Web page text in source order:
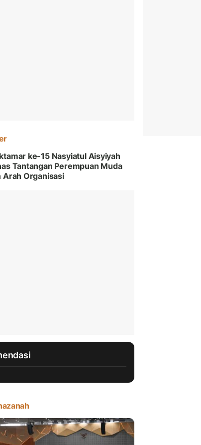
ke-15 Nasyiatul Aisyiyah
Tantangan Perempuan Muda
Arah Organisasi